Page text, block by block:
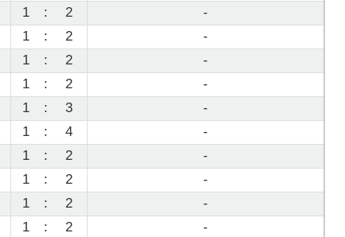
1 : 2
-
1 : 2
-
1 : 2
-
1 : 2
-
1 : 3
-
1 : 4
-
1 : 2
-
1 : 2
-
1 : 2
-
1 : 2
-